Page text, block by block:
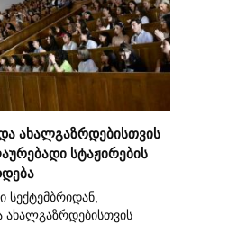
ახალგაზრდებისთვის
სტაჟირების
ახალგაზრდებისთვის